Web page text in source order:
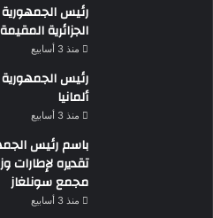
رئيس الجمهورية
الجزائرية المقيمة
منذ 3 أسابيع
رئيس الجمهورية
ألمانيا
منذ 3 أسابيع
باسم رئيس
تقديره لإطارات
مجمع سونلغاز
منذ 3 أسابيع